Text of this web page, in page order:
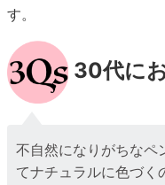
す。
30代に
不自然になりがちなペ
てナチュラルに色づく